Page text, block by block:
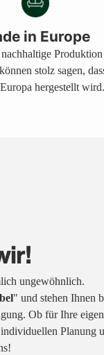
in Europe
Produktion
stolz sagen,
hergestellt wird.
ungewöhnlich.
" und stehen Ihnen
Ob für Ihre
Planung